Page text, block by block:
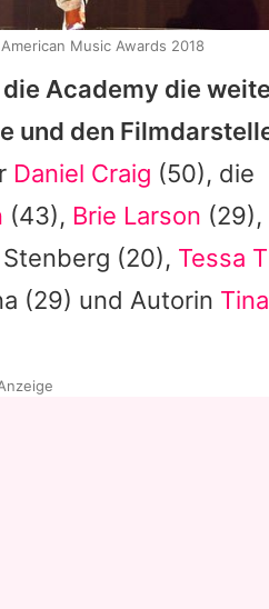
Academy die
und den
Daniel Craig (50), die
(43), Brie Larson (29),
(20), Tessa
(29) und Autorin
Music Awards 2018